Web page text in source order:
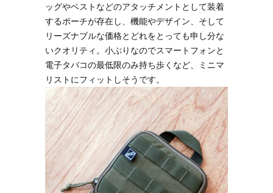
ッグやベストなどのアタッチメントとして装着
するポーチが存在し、機能やデザイン、そして
リーズナブルな価格とどれをとっても申し分な
いクオリティ。小ぶりなのでスマートフォンと
電子タバコの最低限のみ持ち歩くなど、ミニマ
リストにフィットしそうです。